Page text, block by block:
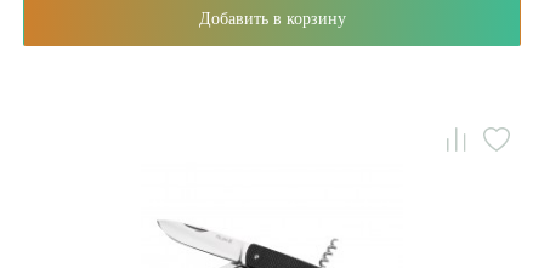
Добавить в корзину